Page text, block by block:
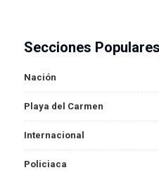
Secciones Populares
Nación
Playa del Carmen
Internacional
Policiaca